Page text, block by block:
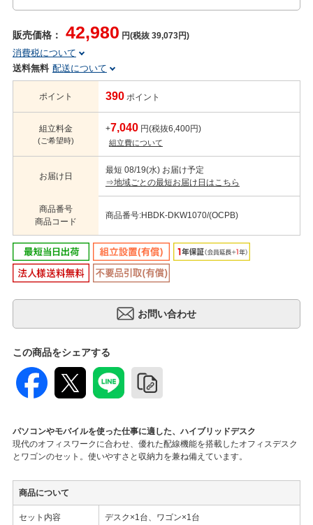
販売価格： 42,980 円(税抜 39,073円)
消費税について
送料無料 配送について
ポイント 390 ポイント
組立料金
(ご希望時)
+7,040 円(税抜6,400円)
組立費について
お届け日
最短 08/19(水) お届け予定
⇒地域ごとの最短お届け日はこちら
商品番号
商品コード
商品番号:HBDK-DKW1070/(OCPB)
この商品をシェアする
パソコンやモバイルを使った仕事に適した、ハイブリッドデスク
現代のオフィスワークに合わせ、優れた配線機能を搭載したオフィスデスク
とワゴンのセット。使いやすさと収納力を兼ね備えています。
商品について
セット内容 デスク×1台、ワゴン×1台